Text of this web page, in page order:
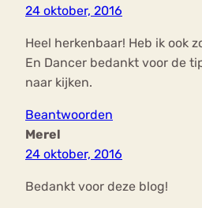
24 oktober, 2016
Heel herkenbaar! Heb ik ook
En Dancer bedankt voor de
naar kijken.
Beantwoorden
Merel
24 oktober, 2016
Bedankt voor deze blog!